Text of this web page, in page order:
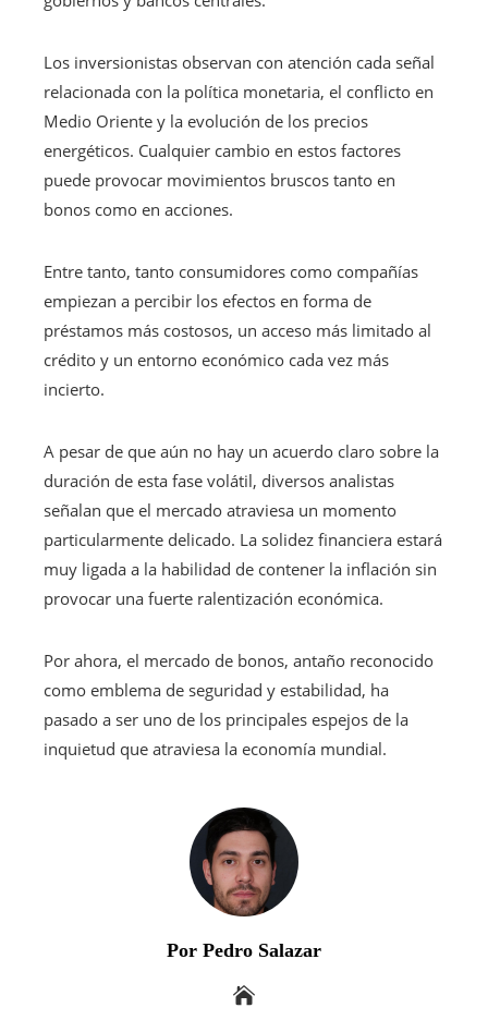
Los inversionistas observan con atención cada señal
relacionada con la política monetaria, el conflicto en
Medio Oriente y la evolución de los precios
energéticos. Cualquier cambio en estos factores
puede provocar movimientos bruscos tanto en
bonos como en acciones.
Entre tanto, tanto consumidores como compañías
empiezan a percibir los efectos en forma de
préstamos más costosos, un acceso más limitado al
crédito y un entorno económico cada vez más
incierto.
A pesar de que aún no hay un acuerdo claro sobre la
duración de esta fase volátil, diversos analistas
señalan que el mercado atraviesa un momento
particularmente delicado. La solidez financiera estará
muy ligada a la habilidad de contener la inflación sin
provocar una fuerte ralentización económica.
Por ahora, el mercado de bonos, antaño reconocido
como emblema de seguridad y estabilidad, ha
pasado a ser uno de los principales espejos de la
inquietud que atraviesa la economía mundial.
Por Pedro Salazar